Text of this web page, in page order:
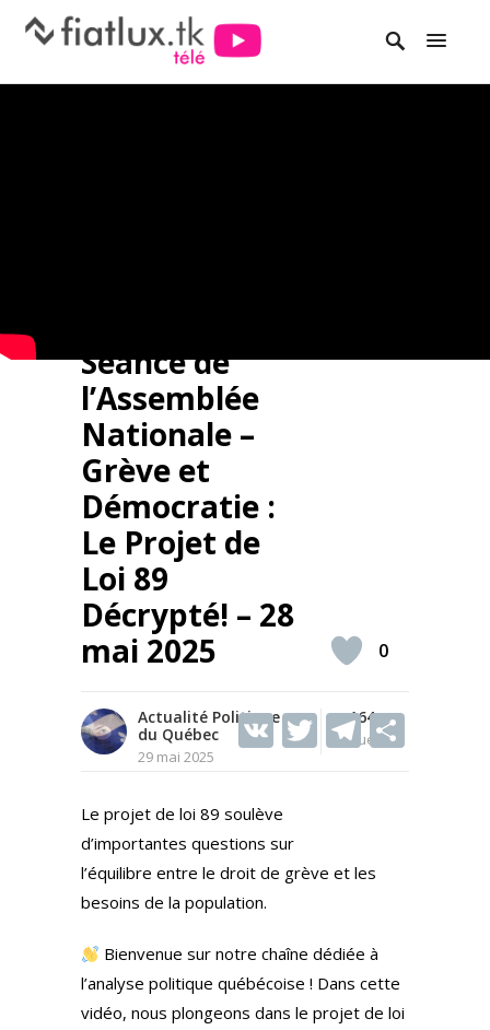
Séance de
l’Assemblée
Nationale –
Grève et
Démocratie :
Le Projet de
Loi 89
Décrypté! – 28
mai 2025
Actualité Politique
du Québec
29 mai 2025
164
Vues
V T T
a
0
Le projet de loi 89 soulève
d’importantes questions sur
l’équilibre entre le droit de grève et les
besoins de la population.
Bienvenue sur notre chaîne dédiée à
l’analyse politique québécoise ! Dans cette
vidéo, nous plongeons dans le projet de loi